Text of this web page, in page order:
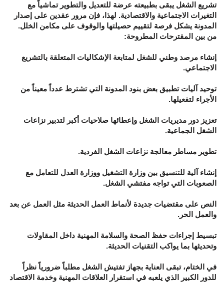
تشريع الشغل يبقى بطبيعته عرضة للتعديل والتطوير تماشياً مع
التغيرات الاجتماعية والاقتصادية. لهذا، فإن مرور عقدين على إصدار
المدونة يشكل فرصة لتقييم حصيلتها والوقوف على مكامن الخلل.
من بين المقترحات المطروحة:
إنشاء مرصد وطني للشغل لمتابعة الإشكاليات المتعلقة بالتشريع
الاجتماعي.
توحيد آليات تطبيق بعض بنود المدونة التي تشترط عدداً معيناً من
الأجراء لتفعيلها.
تعزيز دور مديريات الشغل وإعطائها صلاحيات أكبر لتدبير نزاعات
الشغل الجماعية.
تطوير مساطر معالجة نزاعات الشغل الفردية.
إنشاء آلية للتنسيق بين وزارة التشغيل ووزارة العدل للتعامل مع
الصعوبات التي تواجه مفتشي الشغل.
النص على مقتضيات جديدة لأنماط العمل الحديثة مثل العمل عن بعد
والعمل الحر.
تبسيط إجراءات حفظ الصحة والسلامة المهنية داخل المقاولات
وتحديثها بما يواكب التقنيات الحديثة.
في الختام، تبقى العناية بجهاز تفتيش الشغل مطلباً ضرورياً نظراً
للدور الكبير الذي يلعبه في استقرار العلاقات المهنية وخدمة الاقتصاد